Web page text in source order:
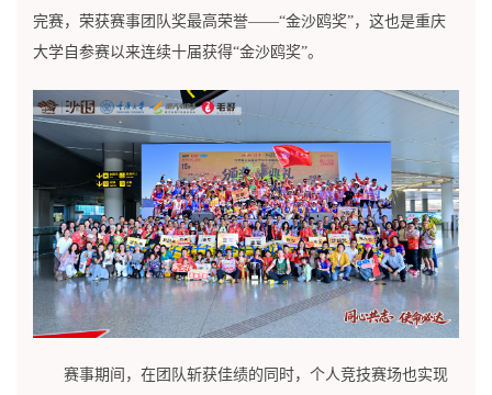
完赛，荣获赛事团队奖最高荣誉——“金沙鸥奖”，这也是重庆
大学自参赛以来连续十届获得“金沙鸥奖”。
赛事期间，在团队斩获佳绩的同时，个人竞技赛场也实现